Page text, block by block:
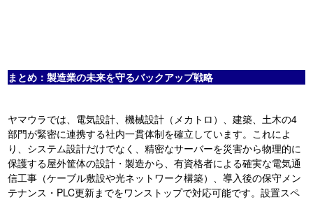
まとめ：製造業の未来を守るバックアップ戦略
ヤマウラでは、電気設計、機械設計（メカトロ）、建築、土木の4
部門が緊密に連携する社内一貫体制を確立しています。これによ
り、システム設計だけでなく、精密なサーバーを災害から物理的に
保護する屋外筐体の設計・製造から、有資格者による確実な電気通
信工事（ケーブル敷設や光ネットワーク構築）、導入後の保守メン
テナンス・PLC更新までをワンストップで対応可能です。設置スペ